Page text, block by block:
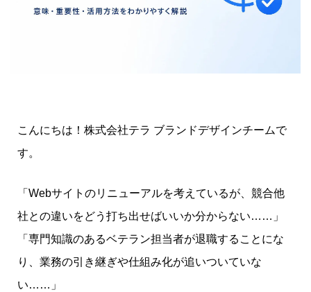
こんにちは！株式会社テラ ブランドデザインチームで
す。
「Webサイトのリニューアルを考えているが、競合他
社との違いをどう打ち出せばいいか分からない……」
「専門知識のあるベテラン担当者が退職することにな
り、業務の引き継ぎや仕組み化が追いついていな
い……」